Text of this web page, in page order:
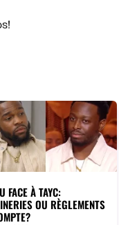
FACE À TAYC:
OU RÈGLEMENTS